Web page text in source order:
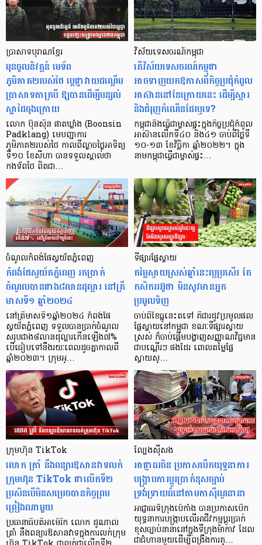
ប្រាសាទបុរាណខ្មែរ
មុនចូលនិវត្តន៍ មេទ័ព
ភូមិភាគ២របស់ថៃ ប្ដេជ្ញាវាយដណ្តើម
ប្រាសាទតាក្របី ឱ្យបានដើម្បីបន្សល់
ស្នាដៃចុងក្រោយ
លោក ប៊ុនស៊ីន ផាតឃ្លាំង (Boonsin
Padklang) មេបញ្ជាការ
ភូមិភាគ២របស់ថៃ កាលពីល្ងាចថ្ងៃអាទិត្យ
ទី១០ ខែសីហា បានទទួលស្គាល់ថា
កងទ័ពថៃ ពិតជា…
វិស័យទេសចរណ៍កម្ពុជា
តើវិស័យទេសចរណ៍កម្ពុជា
អាចទាញយកឱកាសពីកិច្ចប្រជុំកំពូល
អាស៊ាននៅខែក្រោយនេះ ដើម្បីស្ដារ
និងជំរុញកំណើនដែរឬទេ?
កម្ពុជានឹងធ្វើជាម្ចាស់ផ្ទះក្នុងកិច្ចប្រជុំកំពូល
អាស៊ានលើកទី៤០ និង៤១ ចាប់ពីថ្ងៃទី
១០-១៣ ខែវិច្ឆិកា ឆ្នាំ២០២២។ ក្នុង
នាមកម្ពុជាធ្វើជាម្ចាស់ផ្ទះ…
ចំណូលកំពង់ផែស្វយ័តភ្នំពេញ
កំពង់ផែស្វយ័តភ្នំពេញ រកប្រាក់
ចំណូលបានជាង៨លានដុល្លារ នៅត្រី
មាសទី១ ឆ្នាំ២០២៤
នៅត្រីមាសទី១ឆ្នាំ២០២៤ កំពង់ផែ
ស្វយ័តភ្នំពេញ ទទួលបានប្រាក់ចំណូល
សរុបជាង៨លានដុល្លារកើនឡើង៧%
បើធៀបទៅនឹងរយៈពេលដូចគ្នាកាលពី
ឆ្នាំ២០២៣។ ក្រុមអ្…
ទីផ្សារផ្លែស្វាយ
តម្លៃស្វាយស្រស់ឆ្នាំនេះល្អប្រសើរ តែ
កសិកររអ៊ូថា មិនសូវមានអ្នក
ប្រមូលទិញ
ចាប់ពីខែធ្នូនេះតទៅ គឺជារដូវប្រមូលផល
ផ្លែស្វាយនៅកម្ពុជា ខណៈទីផ្សារស្វាយ
ស្រស់ ក៏ចាប់ផ្ដើមបង្ហាញសញ្ញាណវិជ្ជមាន
ជាបណ្ដើរៗ ផងដែរ ពោលតម្លៃផ្លែ
ស្វាយស្…
ក្រុមហ៊ុន TikTok
លោក ត្រាំ នឹងពន្យារឱសានវាទលក់
ក្រុមហ៊ុន TikTok ជាលើកទី២
ប្រសិនបើមិនសម្រេចបានកិច្ចព្រម
ព្រៀងណាមួយ
ប្រធានាធិបតីអាម៉េរិក លោក ដូណាល់
ត្រាំ នឹងពន្យារឱសានវាទក្នុងការលក់ក្រុម
ល្បែងស៊ីសង
អាជ្ញាធរចិន ប្រកាសបើកយុទ្ធនាការ
បង្រ្កាបការប្តូរប្រាក់ខុសច្បាប់
ទ្រង់ទ្រាយធំនៅតាមកាស៊ីណូនានា
អាជ្ញាធរទីក្រុងប៉េកាំង បានប្រកាសបើក
យុទ្ធនាការបង្រ្កាបលើអាជីវកម្មប្តូរប្រាក់
ខុសច្បាប់នានានៅក្នុងទីក្រុងម៉ាកាវ ដែល
ជាជំហានមួយដើម្បីពង្រឹងការគ្…